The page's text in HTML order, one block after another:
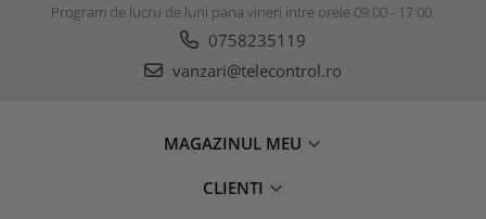
Program de lucru de luni pana vineri intre orele 09:00 - 17:00.
0758235119
vanzari@telecontrol.ro
MAGAZINUL MEU
CLIENTI